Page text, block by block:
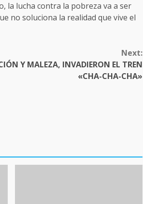
la lucha contra la pobreza va a ser
no soluciona la realidad que vive el
Next:
Y MALEZA, INVADIERON EL TREN
«CHA-CHA-CHA»